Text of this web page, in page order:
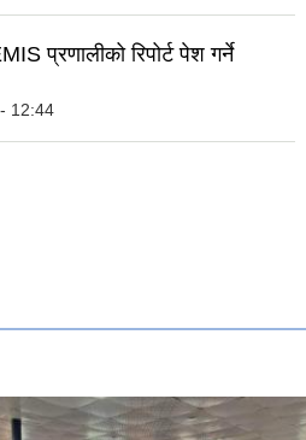
प्रणालीको रिपोर्ट पेश गर्ने
12:44